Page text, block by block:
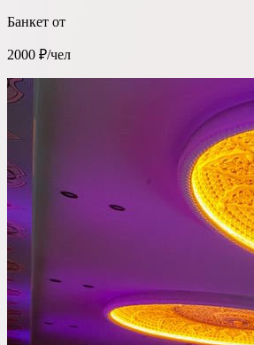
Тип площадки
Банкетный зал
Лофт
Веранда / Шатер
Вместимость
до 150 чел
Бюджет на персону
—
Банкет от
2000 ₽/чел